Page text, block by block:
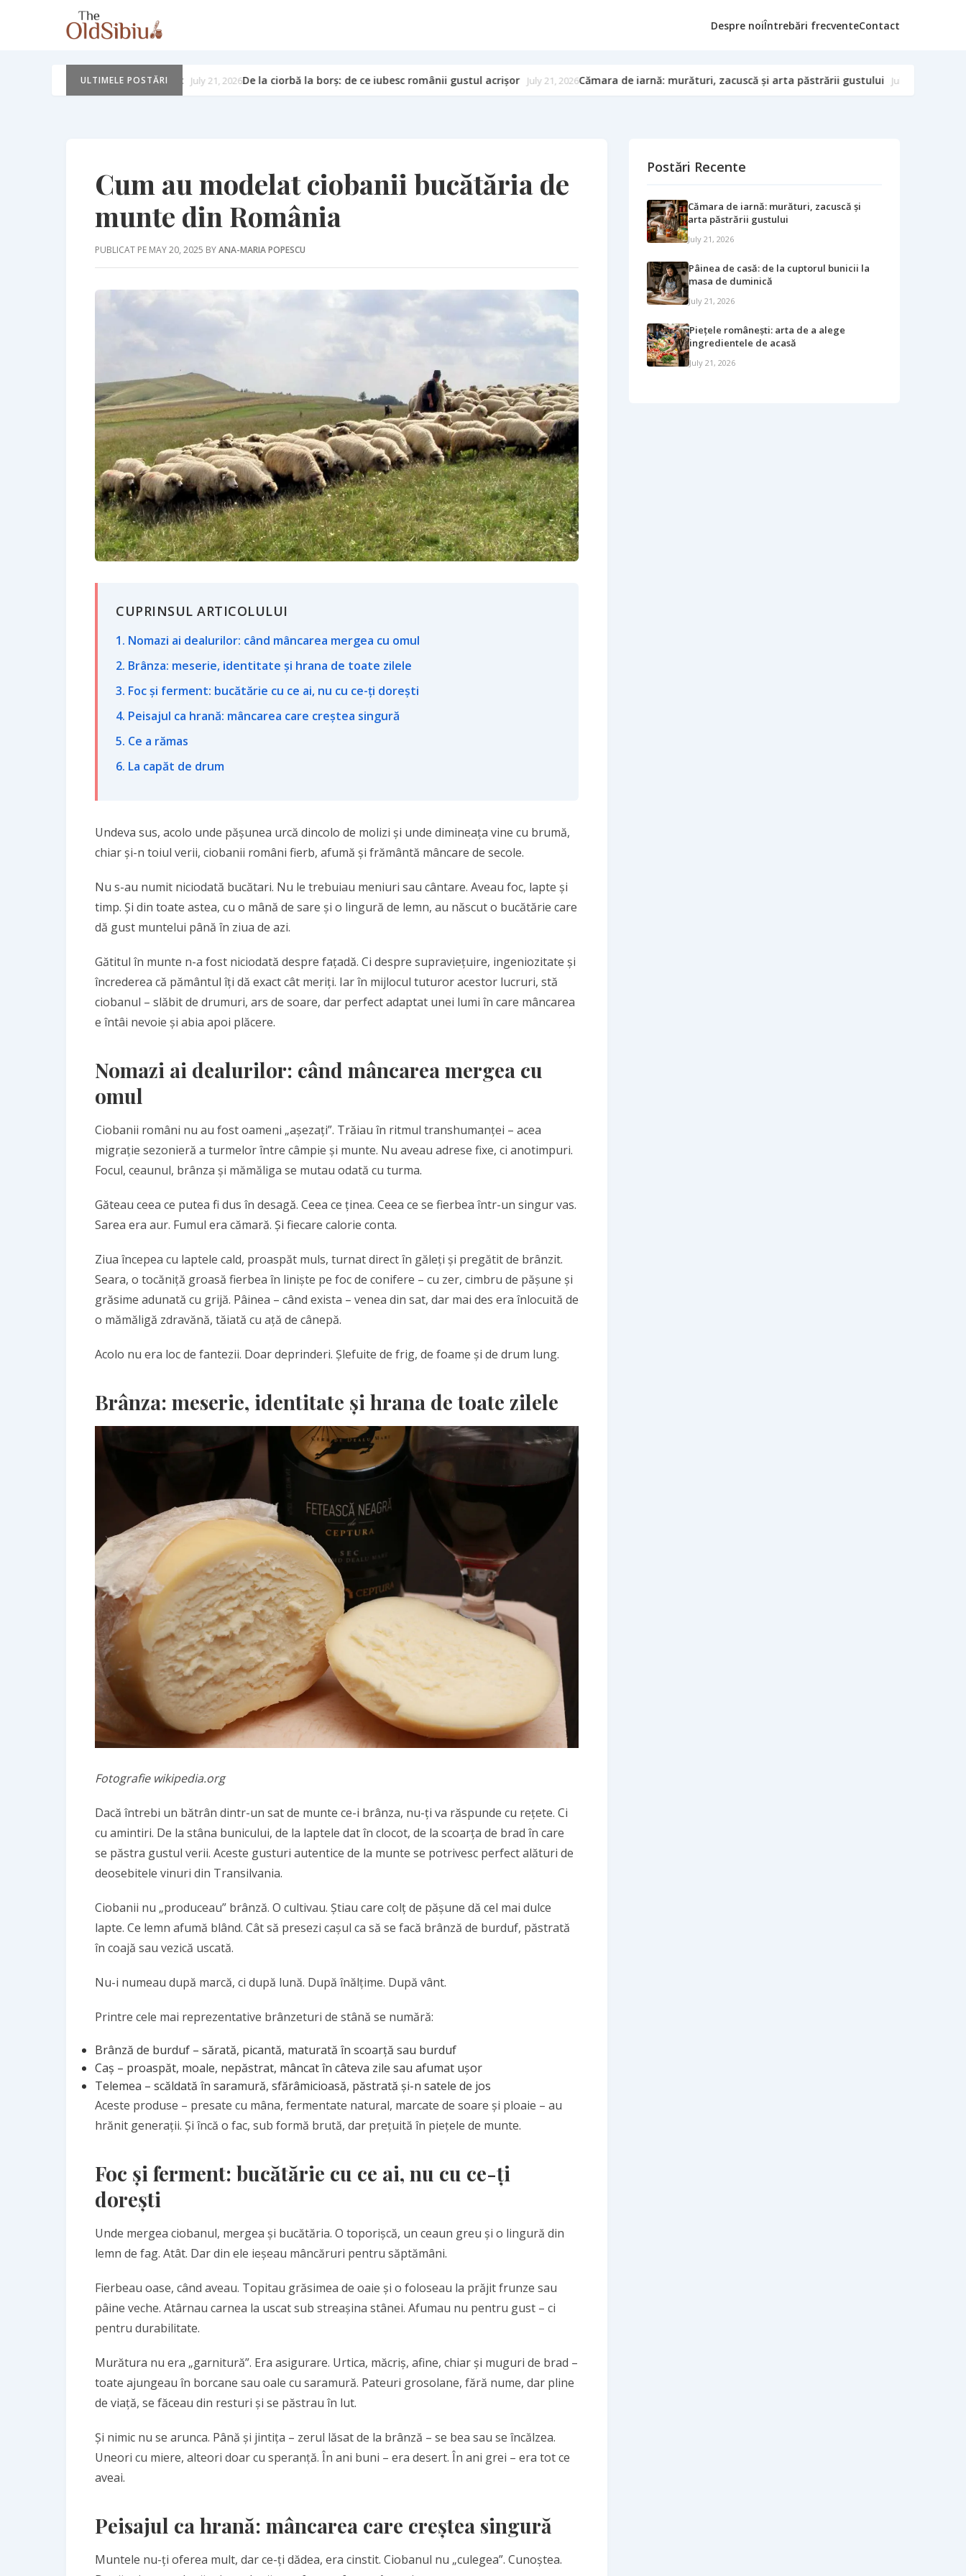
Despre noiÎntrebări frecventeContact
ULTIMELE POSTĂRI
July 21, 2026De la ciorbă la borș: de ce iubesc românii gustul acrișor July 21, 2026Cămara de iarnă: murături, zacuscă și arta păstrării gustului July 21, 2026Pâinea de casă: de la
Cum au modelat ciobanii bucătăria de
munte din România
PUBLICAT PE MAY 20, 2025 BYANA-MARIA POPESCU
CUPRINSUL ARTICOLULUI
1. Nomazi ai dealurilor: când mâncarea mergea cu omul
2. Brânza: meserie, identitate și hrana de toate zilele
3. Foc și ferment: bucătărie cu ce ai, nu cu ce-ți dorești
4. Peisajul ca hrană: mâncarea care creștea singură
5. Ce a rămas
6. La capăt de drum
Undeva sus, acolo unde pășunea urcă dincolo de molizi și unde dimineața vine cu brumă,
chiar și-n toiul verii, ciobanii români fierb, afumă și frământă mâncare de secole.
Nu s-au numit niciodată bucătari. Nu le trebuiau meniuri sau cântare. Aveau foc, lapte și
timp. Și din toate astea, cu o mână de sare și o lingură de lemn, au născut o bucătărie care
dă gust muntelui până în ziua de azi.
Gătitul în munte n-a fost niciodată despre fațadă. Ci despre supraviețuire, ingeniozitate și
încrederea că pământul îți dă exact cât meriți. Iar în mijlocul tuturor acestor lucruri, stă
ciobanul – slăbit de drumuri, ars de soare, dar perfect adaptat unei lumi în care mâncarea
e întâi nevoie și abia apoi plăcere.
Nomazi ai dealurilor: când mâncarea mergea cu
omul
Ciobanii români nu au fost oameni „așezați”. Trăiau în ritmul transhumanței – acea
migrație sezonieră a turmelor între câmpie și munte. Nu aveau adrese fixe, ci anotimpuri.
Focul, ceaunul, brânza și mămăliga se mutau odată cu turma.
Găteau ceea ce putea fi dus în desagă. Ceea ce ținea. Ceea ce se fierbea într-un singur vas.
Sarea era aur. Fumul era cămară. Și fiecare calorie conta.
Ziua începea cu laptele cald, proaspăt muls, turnat direct în găleți și pregătit de brânzit.
Seara, o tocăniță groasă fierbea în liniște pe foc de conifere – cu zer, cimbru de pășune și
grăsime adunată cu grijă. Pâinea – când exista – venea din sat, dar mai des era înlocuită de
o mămăligă zdravănă, tăiată cu ață de cânepă.
Acolo nu era loc de fantezii. Doar deprinderi. Șlefuite de frig, de foame și de drum lung.
Brânza: meserie, identitate și hrana de toate zilele
Fotografie wikipedia.org
Dacă întrebi un bătrân dintr-un sat de munte ce-i brânza, nu-ți va răspunde cu rețete. Ci
cu amintiri. De la stâna bunicului, de la laptele dat în clocot, de la scoarța de brad în care
se păstra gustul verii. Aceste gusturi autentice de la munte se potrivesc perfect alături de
deosebitele vinuri din Transilvania.
Ciobanii nu „produceau” brânză. O cultivau. Știau care colț de pășune dă cel mai dulce
lapte. Ce lemn afumă blând. Cât să presezi cașul ca să se facă brânză de burduf, păstrată
în coajă sau vezică uscată.
Nu-i numeau după marcă, ci după lună. După înălțime. După vânt.
Printre cele mai reprezentative brânzeturi de stână se numără:
Brânză de burduf – sărată, picantă, maturată în scoarță sau burduf
Caș – proaspăt, moale, nepăstrat, mâncat în câteva zile sau afumat ușor
Telemea – scăldată în saramură, sfărâmicioasă, păstrată și-n satele de jos
Aceste produse – presate cu mâna, fermentate natural, marcate de soare și ploaie – au
hrănit generații. Și încă o fac, sub formă brută, dar prețuită în piețele de munte.
Foc și ferment: bucătărie cu ce ai, nu cu ce-ți
dorești
Unde mergea ciobanul, mergea și bucătăria. O toporișcă, un ceaun greu și o lingură din
lemn de fag. Atât. Dar din ele ieșeau mâncăruri pentru săptămâni.
Fierbeau oase, când aveau. Topitau grăsimea de oaie și o foloseau la prăjit frunze sau
pâine veche. Atârnau carnea la uscat sub streașina stânei. Afumau nu pentru gust – ci
pentru durabilitate.
Murătura nu era „garnitură”. Era asigurare. Urtica, măcriș, afine, chiar și muguri de brad –
toate ajungeau în borcane sau oale cu saramură. Pateuri grosolane, fără nume, dar pline
de viață, se făceau din resturi și se păstrau în lut.
Și nimic nu se arunca. Până și jintița – zerul lăsat de la brânză – se bea sau se încălzea.
Uneori cu miere, alteori doar cu speranță. În ani buni – era desert. În ani grei – era tot ce
aveai.
Peisajul ca hrană: mâncarea care creștea singură
Muntele nu-ți oferea mult, dar ce-ți dădea, era cinstit. Ciobanul nu „culegea”. Cunoștea.
Postări Recente
Cămara de iarnă: murături, zacuscă și
arta păstrării gustului
July 21, 2026
Pâinea de casă: de la cuptorul bunicii la
masa de duminică
July 21, 2026
Piețele românești: arta de a alege
ingredientele de acasă
July 21, 2026